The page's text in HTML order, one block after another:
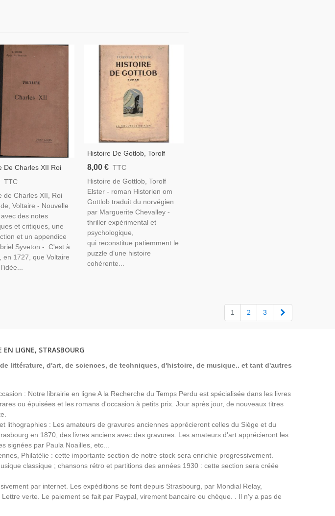
De Charles XII Roi
Voltaire, Gabriel
Monarchie,
TTC
de Charles XII, Roi
Voltaire - Nouvelle
des notes
et critiques, une
et un appendice
Syveton - C'est à
en 1727, que Voltaire
Histoire De Gotlob, Torolf
Elster, 1946 - Thriller,
1939/45, Écrivain Norvégien
8,00 € TTC
Histoire de Gottlob, Torolf
Elster - roman Historien om
Gottlob traduit du norvégien
par Marguerite Chevalley -
thriller expérimental et
psychologique,
qui reconstitue patiemment le
puzzle d’une histoire
cohérente...
1 2 3
EN LIGNE, STRASBOURG
littérature, d'art, de sciences, de techniques, d'histoire, de musique.. et tant d'autres
: Notre librairie en ligne A la Recherche du Temps Perdu est spécialisée dans les livres
ou épuisées et les romans d'occasion à petits prix. Jour après jour, de nouveaux titres
lithographies : Les amateurs de gravures anciennes apprécieront celles du Siège et du
en 1870, des livres anciens avec des gravures. Les amateurs d'art apprécieront les
signées par Paula Noailles, etc...
Philatélie : cette importante section de notre stock sera enrichie progressivement.
classique ; chansons rétro et partitions des années 1930 : cette section sera créée
par internet. Les expéditions se font depuis Strasbourg, par Mondial Relay,
verte. Le paiement se fait par Paypal, virement bancaire ou chèque. . Il n'y a pas de